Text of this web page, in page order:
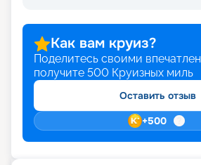
Как вам круиз?
Поделитесь своими
получите 500 Круизных миль
Оставить отзыв
+500